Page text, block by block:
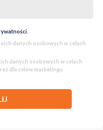
.
danych osobowych w celach
danych osobowych w celach
dla celów marketingu